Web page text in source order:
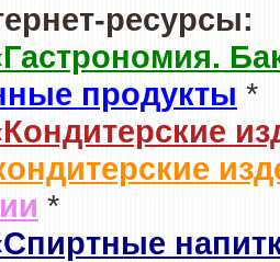
ресурсы:
продукты *
*